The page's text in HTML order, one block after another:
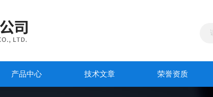
产品中心 技术文章 荣誉资质